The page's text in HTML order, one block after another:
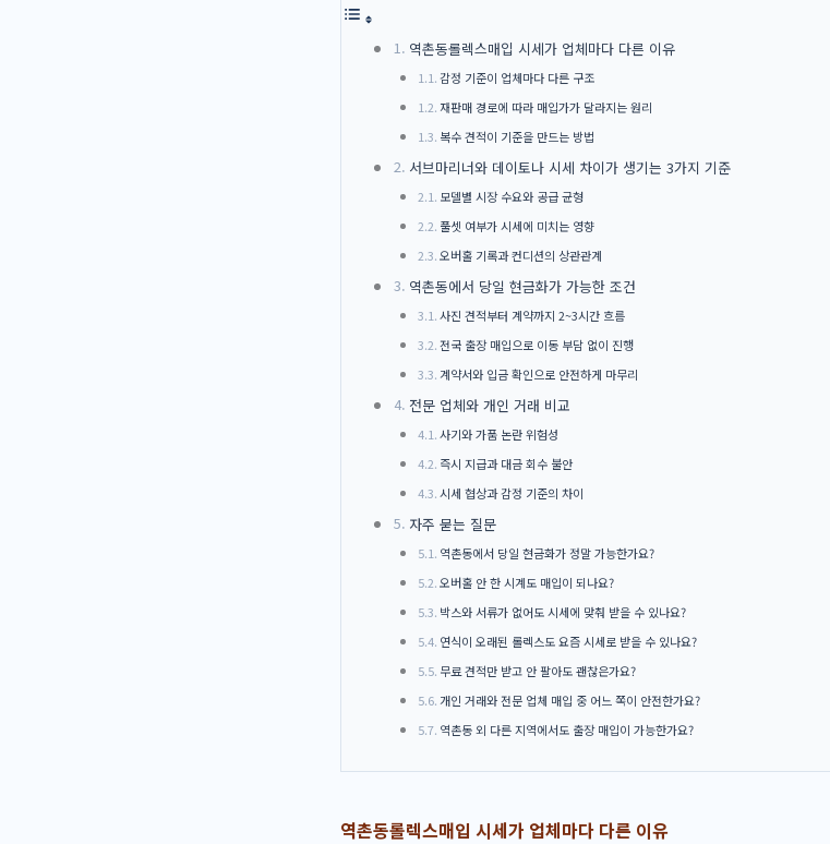
역촌동롤렉스매입 시세가 업체마다 다른 이유
감정 기준이 업체마다 다른 구조
재판매 경로에 따라 매입가가 달라지는 원리
복수 견적이 기준을 만드는 방법
서브마리너와 데이토나 시세 차이가 생기는 3가지 기준
모델별 시장 수요와 공급 균형
풀셋 여부가 시세에 미치는 영향
오버홀 기록과 컨디션의 상관관계
역촌동에서 당일 현금화가 가능한 조건
사진 견적부터 계약까지 2~3시간 흐름
전국 출장 매입으로 이동 부담 없이 진행
계약서와 입금 확인으로 안전하게 마무리
전문 업체와 개인 거래 비교
사기와 가품 논란 위험성
즉시 지급과 대금 회수 불안
시세 협상과 감정 기준의 차이
자주 묻는 질문
역촌동에서 당일 현금화가 정말 가능한가요?
오버홀 안 한 시계도 매입이 되나요?
박스와 서류가 없어도 시세에 맞춰 받을 수 있나요?
연식이 오래된 롤렉스도 요즘 시세로 받을 수 있나요?
무료 견적만 받고 안 팔아도 괜찮은가요?
개인 거래와 전문 업체 매입 중 어느 쪽이 안전한가요?
역촌동 외 다른 지역에서도 출장 매입이 가능한가요?
역촌동롤렉스매입 시세가 업체마다 다른 이유